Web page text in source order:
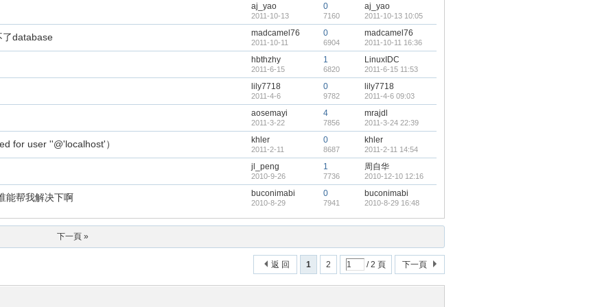
aj_yao
2011-10-13
0
7160
aj_yao
2011-10-13 10:05
了database madcamel76
2011-10-11
0
6904
madcamel76
2011-10-11 16:36
hbthzhy
2011-6-15
1
6820
LinuxIDC
2011-6-15 11:53
lily7718
2011-4-6
0
9782
lily7718
2011-4-6 09:03
aosemayi
2011-3-22
4
7856
mrajdl
2011-3-24 22:39
for user ''@'localhost'） khler
2011-2-11
0
8687
khler
2011-2-11 14:54
jl_peng
2010-9-26
1
7736
周自华
2010-12-10 12:16
能帮我解决下啊 buconimabi
2010-8-29
0
7941
buconimabi
2010-8-29 16:48
下一頁 »
1 2 / 2 頁 下一頁
返 回